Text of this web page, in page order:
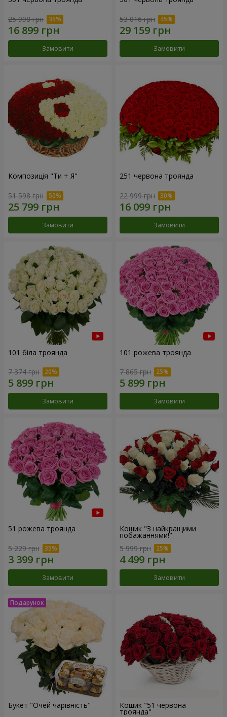
25 998 грн
Замовити
53 016 грн
Замовити
Композиція "Ти + Я"
51 598 грн
Замовити
251 червона троянда
22 999 грн
Замовити
101 біла троянда
7 374 грн
Замовити
101 рожева троянда
7 865 грн
Замовити
51 рожева троянда
5 229 грн
Замовити
Кошик "З найкращими
побажаннями!"
5 999 грн
Замовити
Букет "Очей чарівність" Кошик "51 червона
троянда"